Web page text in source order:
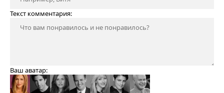
Текст комментария:
Ваш аватар: